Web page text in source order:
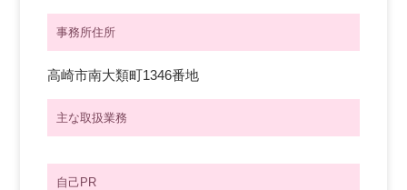
事務所住所
高崎市南大類町1346番地
主な取扱業務
自己PR